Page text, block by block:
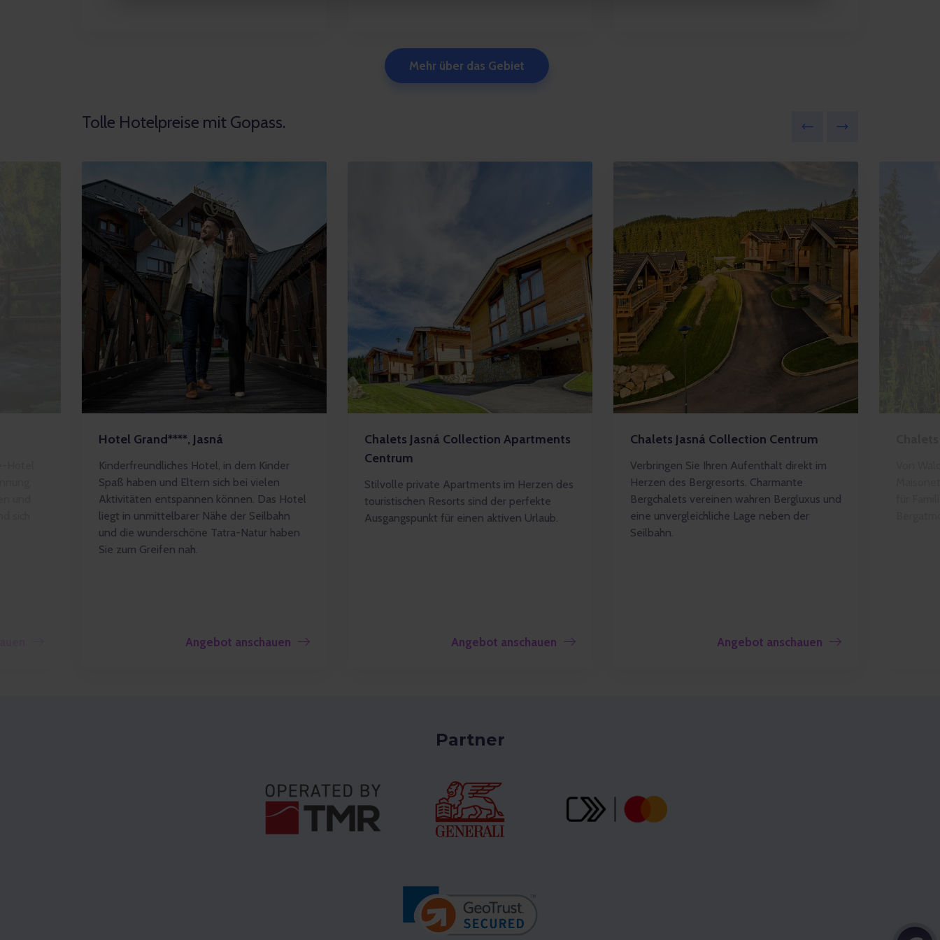
Mehr über das Gebiet
Tolle Hotelpreise mit Gopass.
Hotel Grand****, Jasná
Kinderfreundliches Hotel, in dem Kinder
Spaß haben und Eltern sich bei vielen
Aktivitäten entspannen können. Das Hotel
liegt in unmittelbarer Nähe der Seilbahn
und die wunderschöne Tatra-Natur haben
Sie zum Greifen nah.
Angebot anschauen
Chalets Jasná Collection Apartments
Centrum
Stilvolle private Apartments im Herzen des
touristischen Resorts sind der perfekte
Ausgangspunkt für einen aktiven Urlaub.
Angebot anschauen
Chalets Jasná Collection Centrum
Verbringen Sie Ihren Aufenthalt direkt im
Herzen des Bergresorts. Charmante
Bergchalets vereinen wahren Bergluxus und
eine unvergleichliche Lage neben der
Seilbahn.
Angebot anschauen
Partner